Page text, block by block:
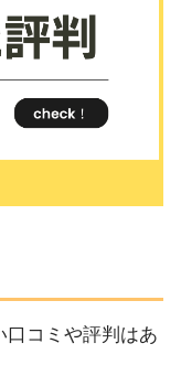
口コミや評判はあ